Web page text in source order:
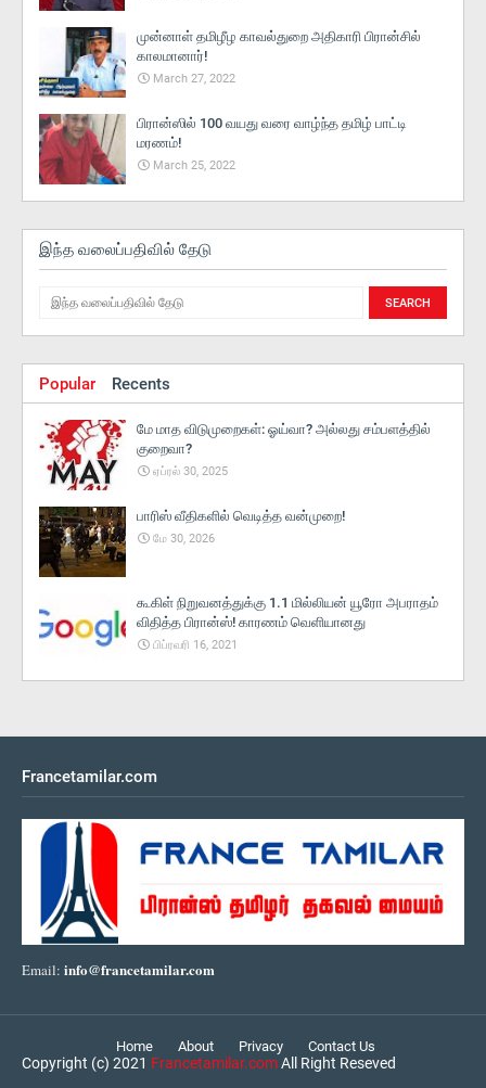
முன்னாள் தமிழீழ காவல்துறை அதிகாரி பிரான்சில்
காலமானார்!
March 27, 2022
பிரான்ஸில் 100 வயது வரை வாழ்ந்த தமிழ் பாட்டி
மரணம்!
March 25, 2022
இந்த வலைப்பதிவில் தேடு
Popular Recents
மே மாத விடுமுறைகள்: ஓய்வா? அல்லது சம்பளத்தில்
குறைவா?
ஏப்ரல் 30, 2025
பாரிஸ் வீதிகளில் வெடித்த வன்முறை!
மே 30, 2026
கூகிள் நிறுவனத்துக்கு 1.1 மில்லியன் யூரோ அபராதம்
விதித்த பிரான்ஸ்! காரணம் வெளியானது
பிப்ரவரி 16, 2021
Francetamilar.com
Email: info@francetamilar.com
Home About Privacy Contact Us
Copyright (c) 2021 Francetamilar.comAll Right Reseved